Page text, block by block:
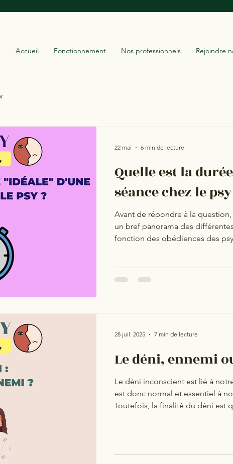
Accueil Fonctionnement Nos professionnels Rejoindre
Quelle est la
séance chez le
Avant de répondre à la
un bref panorama des
fonction des obédiences des
22 mai 6 min de lecture
Le déni, ennemi
Le déni inconscient est lié à
est donc normal et essentiel à
Toutefois, la finalité du déni est
28 juil. 2025 7 min de lecture